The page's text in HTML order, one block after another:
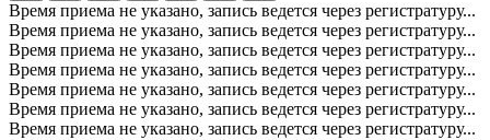
Время приема не указано, запись ведется через регистратуру...
Время приема не указано, запись ведется через регистратуру...
Время приема не указано, запись ведется через регистратуру...
Время приема не указано, запись ведется через регистратуру...
Время приема не указано, запись ведется через регистратуру...
Время приема не указано, запись ведется через регистратуру...
Время приема не указано, запись ведется через регистратуру...